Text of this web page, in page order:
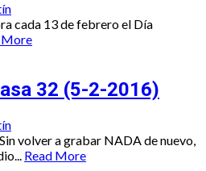
cada 13 de febrero el Día
More
32 (5-2-2016)
volver a grabar NADA de nuevo,
Read More